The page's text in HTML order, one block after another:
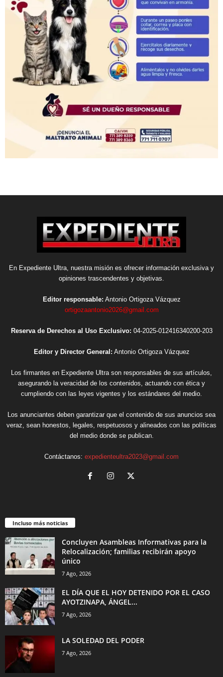
En Expediente Ultra, nuestra misión es ofrecer información exclusiva y
opiniones trascendentes y objetivas.
Editor responsable: Antonio Ortigoza Vázquez
ortigozaantonio2026@gmail.com
Reserva de Derechos al Uso Exclusivo: 04-2025-012416340200-203
Editor y Director General: Antonio Ortigoza Vázquez
Los firmantes en Expediente Ultra son responsables de sus artículos,
asegurando la veracidad de los contenidos, actuando con ética y
cumpliendo con las leyes vigentes y los estándares del medio.
Los anunciantes deben garantizar que el contenido de sus anuncios sea
veraz, sean honestos, legales, respetuosos y alineados con las políticas
del medio donde se publican.
Contáctanos: expedienteultra2023@gmail.com
Incluso más noticias
Concluyen Asambleas Informativas para la
Relocalización; familias recibirán apoyo
único
7 Ago, 2026
EL DÍA QUE EL HOY DETENIDO POR EL CASO
AYOTZINAPA, ÁNGEL...
7 Ago, 2026
LA SOLEDAD DEL PODER
7 Ago, 2026